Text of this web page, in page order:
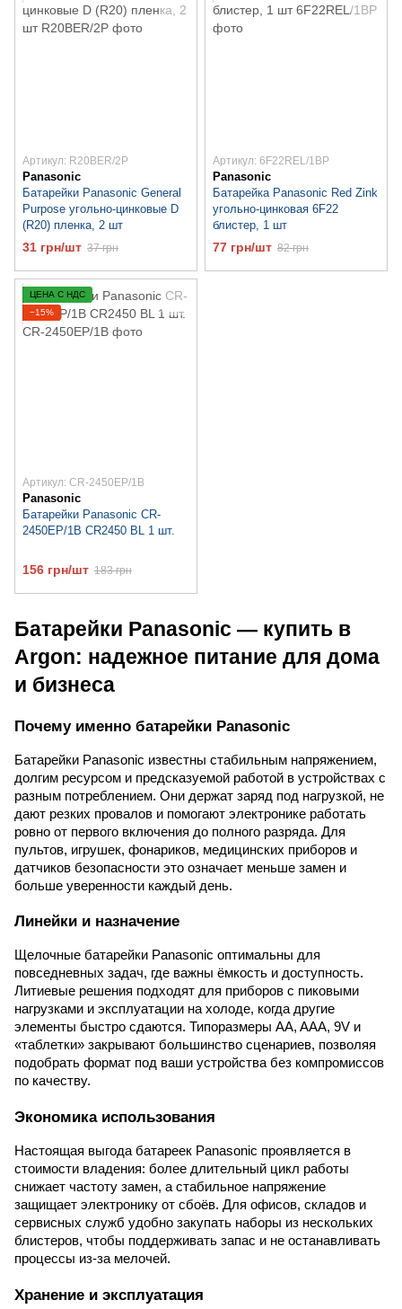
Артикул: R20BER/2P
Panasonic
Батарейки Panasonic General
Purpose угольно-цинковые D
(R20) пленка, 2 шт
31 грн/шт 37 грн
Артикул: 6F22REL/1BP
Panasonic
Батарейка Panasonic Red Zink
угольно-цинковая 6F22
блистер, 1 шт
77 грн/шт 82 грн
ЦЕНА С НДС
−15%
Артикул: CR-2450EP/1B
Panasonic
Батарейки Panasonic CR-
2450EP/1B CR2450 BL 1 шт.
156 грн/шт 183 грн
Батарейки Panasonic — купить в
Argon: надежное питание для дома
и бизнеса
Почему именно батарейки Panasonic
Батарейки Panasonic известны стабильным напряжением,
долгим ресурсом и предсказуемой работой в устройствах с
разным потреблением. Они держат заряд под нагрузкой, не
дают резких провалов и помогают электронике работать
ровно от первого включения до полного разряда. Для
пультов, игрушек, фонариков, медицинских приборов и
датчиков безопасности это означает меньше замен и
больше уверенности каждый день.
Линейки и назначение
Щелочные батарейки Panasonic оптимальны для
повседневных задач, где важны ёмкость и доступность.
Литиевые решения подходят для приборов с пиковыми
нагрузками и эксплуатации на холоде, когда другие
элементы быстро сдаются. Типоразмеры AA, AAA, 9V и
«таблетки» закрывают большинство сценариев, позволяя
подобрать формат под ваши устройства без компромиссов
по качеству.
Экономика использования
Настоящая выгода батареек Panasonic проявляется в
стоимости владения: более длительный цикл работы
снижает частоту замен, а стабильное напряжение
защищает электронику от сбоёв. Для офисов, складов и
сервисных служб удобно закупать наборы из нескольких
блистеров, чтобы поддерживать запас и не останавливать
процессы из-за мелочей.
Хранение и эксплуатация